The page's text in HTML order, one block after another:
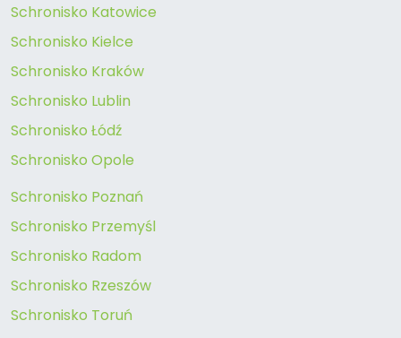
Schronisko Katowice
Schronisko Kielce
Schronisko Kraków
Schronisko Lublin
Schronisko Łódź
Schronisko Opole
Schronisko Poznań
Schronisko Przemyśl
Schronisko Radom
Schronisko Rzeszów
Schronisko Toruń